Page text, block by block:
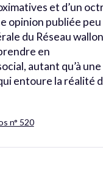
et d’un
opinion publiée peu
du Réseau wallon
en
autant qu’à une
entoure la réalité
n° 520